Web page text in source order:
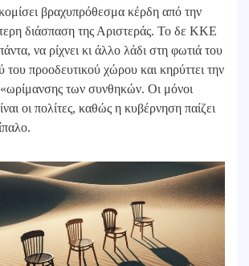
βραχυπρόθεσμα κέρδη από την
διάσπαση της Αριστεράς. Το δε ΚΚΕ
να ρίχνει κι άλλο λάδι στη φωτιά του
του προοδευτικού χώρου και κηρύττει την
«ωρίμανσης των συνθηκών. Οι μόνοι
οι πολίτες, καθώς η κυβέρνηση παίζει